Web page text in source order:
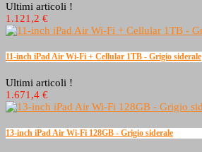
Ultimi articoli !
1.121,2 €
11-inch iPad Air Wi-Fi + Cellular 1TB - Grigio siderale
Ultimi articoli !
1.671,4 €
13-inch iPad Air Wi-Fi 128GB - Grigio siderale